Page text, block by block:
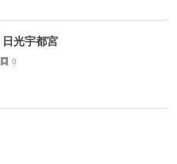
光宇都宮
0